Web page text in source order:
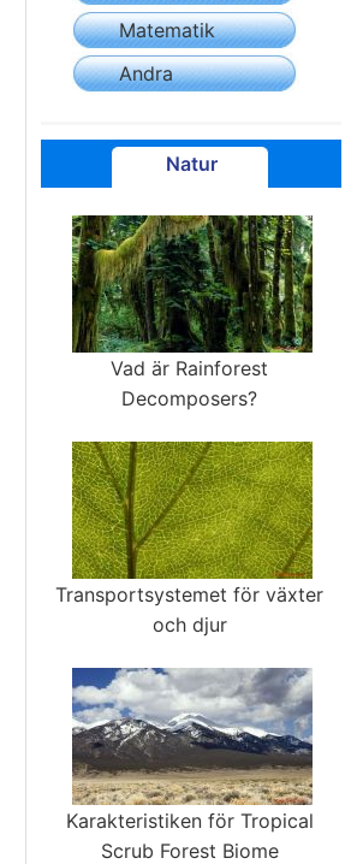
Matematik
Andra
Natur
Vad är Rainforest
Decomposers?
Transportsystemet för växter
och djur
Karakteristiken för Tropical
Scrub Forest Biome